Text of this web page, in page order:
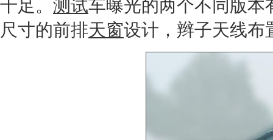
十足。 测试车曝光的两个不同版本
尺寸的前排天窗设计，辫子天线布